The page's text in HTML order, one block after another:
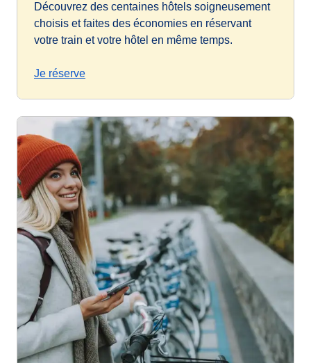
Découvrez des centaines hôtels soigneusement
choisis et faites des économies en réservant
votre train et votre hôtel en même temps.
Je réserve